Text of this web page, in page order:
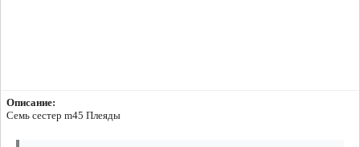
Описание:
Семь сестер m45 Плеяды